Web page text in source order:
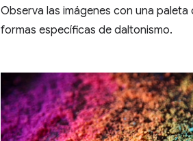
Observa las imágenes con una
formas específicas de daltonismo.